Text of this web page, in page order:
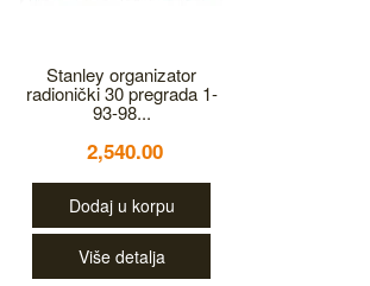
Stanley organizator
radionički 30 pregrada 1-
93-98...
2,540.00
Dodaj u korpu
Više detalja